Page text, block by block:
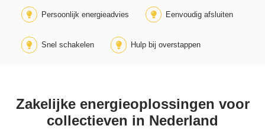
Persoonlijk energieadvies Eenvoudig afsluiten
Snel schakelen Hulp bij overstappen
Zakelijke energieoplossingen voor
collectieven in Nederland